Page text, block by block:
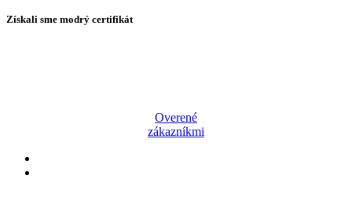
Získali sme modrý certifikát
Overené
zákazníkmi